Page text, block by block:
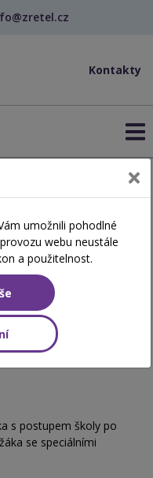
Kontakty
se
s postupem školy po
se speciálními
umožnili pohodlné
webu neustále
a použitelnost.